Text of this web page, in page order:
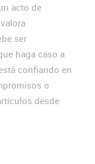
acto de
ser
haga caso a
confiando en
o
desde